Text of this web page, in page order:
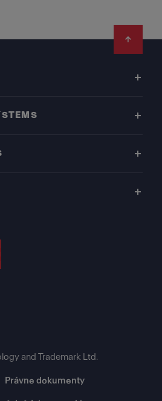
and Trademark Ltd.
Právne dokumenty